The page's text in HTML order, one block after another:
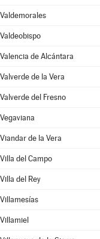
Valdemorales
Valdeobispo
Valencia de Alcántara
Valverde de la Vera
Valverde del Fresno
Vegaviana
Viandar de la Vera
Villa del Campo
Villa del Rey
Villamesías
Villamiel